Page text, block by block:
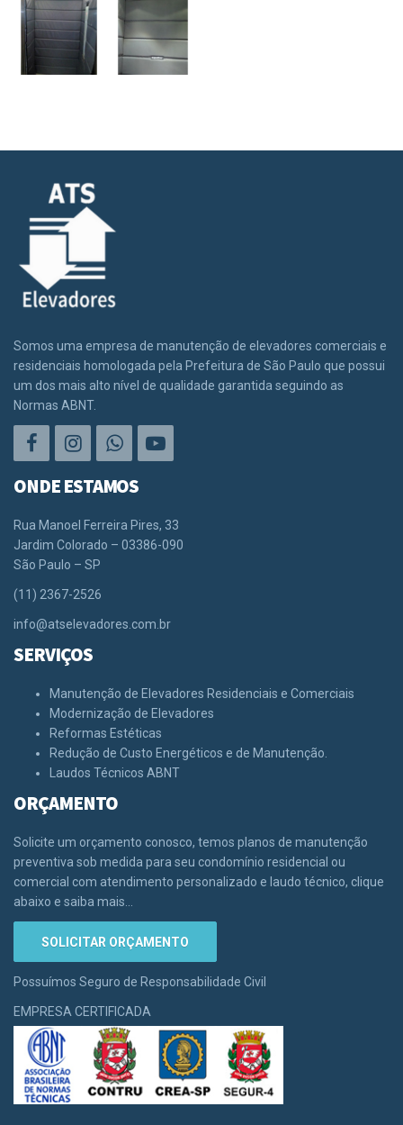
Somos uma empresa de manutenção de elevadores comerciais e
residenciais homologada pela Prefeitura de São Paulo que possui
um dos mais alto nível de qualidade garantida seguindo as
Normas ABNT.
ONDE ESTAMOS
Rua Manoel Ferreira Pires, 33
Jardim Colorado – 03386-090
São Paulo – SP
(11) 2367-2526
info@atselevadores.com.br
SERVIÇOS
Manutenção de Elevadores Residenciais e Comerciais
Modernização de Elevadores
Reformas Estéticas
Redução de Custo Energéticos e de Manutenção.
Laudos Técnicos ABNT
ORÇAMENTO
Solicite um orçamento conosco, temos planos de manutenção
preventiva sob medida para seu condomínio residencial ou
comercial com atendimento personalizado e laudo técnico, clique
abaixo e saiba mais...
SOLICITAR ORÇAMENTO
Possuímos Seguro de Responsabilidade Civil
EMPRESA CERTIFICADA